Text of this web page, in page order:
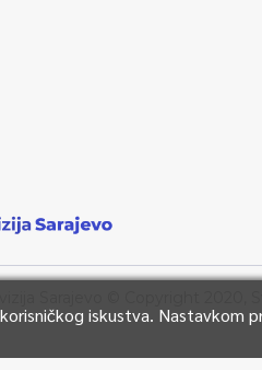
iskustva. Nastavkom